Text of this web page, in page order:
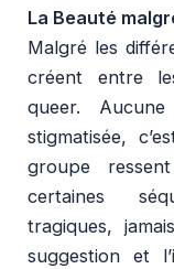
La Beauté
Malgré les
créent entre
queer.
stigmatisée,
groupe
certaines
tragiques,
suggestion et